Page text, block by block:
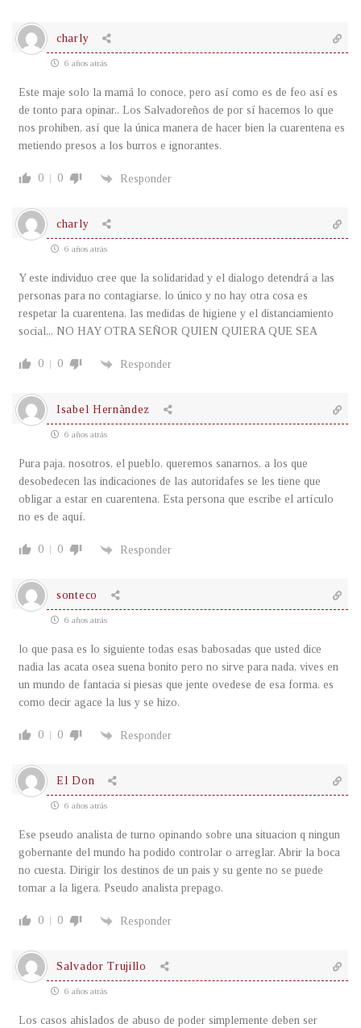
charly
6 años atrás
Este maje solo la mamá lo conoce, pero así como es de feo así es
de tonto para opinar.. Los Salvadoreños de por sí hacemos lo que
nos prohiben, así que la única manera de hacer bien la cuarentena es
metiendo presos a los burros e ignorantes.
0 0 Responder
charly
6 años atrás
Y este individuo cree que la solidaridad y el dialogo detendrá a las
personas para no contagiarse, lo único y no hay otra cosa es
respetar la cuarentena, las medidas de higiene y el distanciamiento
social,,, NO HAY OTRA SEÑOR QUIEN QUIERA QUE SEA
0 0 Responder
Isabel Hernàndez
6 años atrás
Pura paja, nosotros, el pueblo, queremos sanarnos, a los que
desobedecen las indicaciones de las autoridafes se les tiene que
obligar a estar en cuarentena. Esta persona que escribe el artículo
no es de aquí.
0 0 Responder
sonteco
6 años atrás
lo que pasa es lo siguiente todas esas babosadas que usted dice
nadia las acata osea suena bonito pero no sirve para nada, vives en
un mundo de fantacia si piesas que jente ovedese de esa forma. es
como decir agace la lus y se hizo.
0 0 Responder
El Don
6 años atrás
Ese pseudo analista de turno opinando sobre una situacion q ningun
gobernante del mundo ha podido controlar o arreglar. Abrir la boca
no cuesta. Dirigir los destinos de un pais y su gente no se puede
tomar a la ligera. Pseudo analista prepago.
0 0 Responder
Salvador Trujillo
6 años atrás
Los casos ahislados de abuso de poder simplemente deben ser